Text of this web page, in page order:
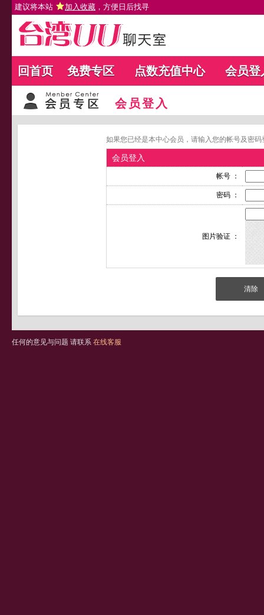
建议将本站 加入收藏 ，方便日后找寻
回首页 免费专区 点数充值中心 会员登
会员登入
如果您已经是本中心会员，请输入您的帐号及密
会员登入
帐号 ：
密码 ：
图片验证 ：
任何的意见与问题 请联系 在线客服